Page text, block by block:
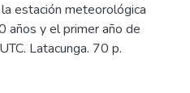
estación meteorológica
años y el primer año de
Latacunga. 70 p.